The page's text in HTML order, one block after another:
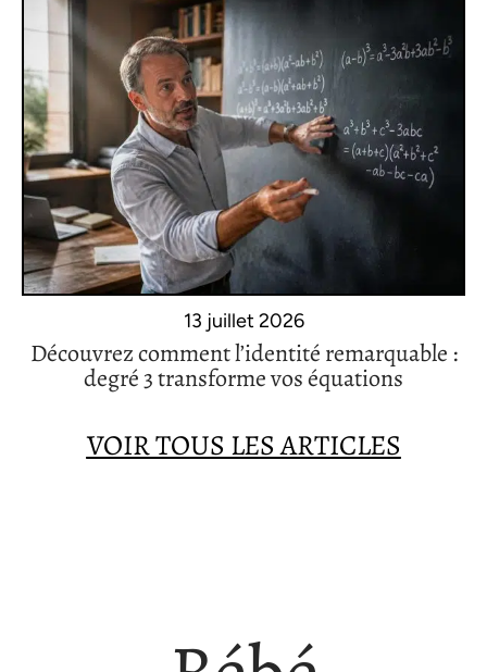
13 juillet 2026
Découvrez comment l’identité remarquable :
degré 3 transforme vos équations
VOIR TOUS LES ARTICLES